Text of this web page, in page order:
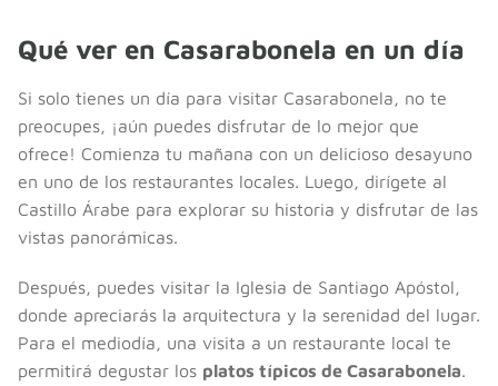
Qué ver en Casarabonela en un día
Si solo tienes un día para visitar Casarabonela, no te
preocupes, ¡aún puedes disfrutar de lo mejor que
ofrece! Comienza tu mañana con un delicioso desayuno
en uno de los restaurantes locales. Luego, dirígete al
Castillo Árabe para explorar su historia y disfrutar de las
vistas panorámicas.
Después, puedes visitar la Iglesia de Santiago Apóstol,
donde apreciarás la arquitectura y la serenidad del lugar.
Para el mediodía, una visita a un restaurante local te
permitirá degustar los platos típicos de Casarabonela.